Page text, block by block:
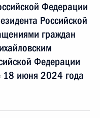
Федерации
Российской
граждан
Федерации
18 июня 2024 года